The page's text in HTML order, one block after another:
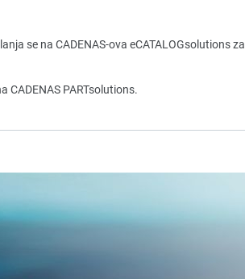
se na CADENAS-ova eCATALOGsolutions za
CADENAS PARTsolutions.